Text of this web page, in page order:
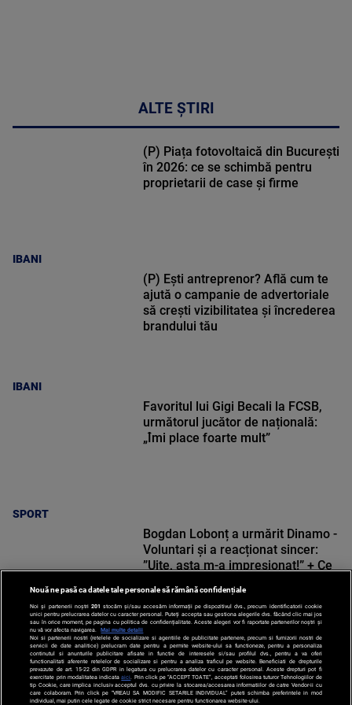
ALTE ȘTIRI
IBANI
(P) Piața fotovoltaică din București
în 2026: ce se schimbă pentru
proprietarii de case și firme
IBANI
(P) Ești antreprenor? Află cum te
ajută o campanie de advertoriale
să crești vizibilitatea și încrederea
brandului tău
SPORT
Favoritul lui Gigi Becali la FCSB,
următorul jucător de națională:
„Îmi place foarte mult”
SPORT
Bogdan Lobonț a urmărit Dinamo -
Voluntari și a reacționat sincer:
”Uite, asta m-a impresionat!” + Ce
Nouă ne pasă ca datele tale personale să rămână confidențiale
Noi și partenerii noștri 201 stocăm și/sau accesăm informații pe dispozitivul dvs., precum identificatorii cookie
unici pentru prelucrarea datelor cu caracter personal. Puteți accepta sau gestiona alegerile dvs. făcând clic mai jos
sau în orice moment, pe pagina cu politica de confidențialitate. Aceste alegeri vor fi raportate partenerilor noștri și
nu vă vor afecta navigarea.
Mai multe detalii
Noi si partenerii nostri (retelele de socializare si agentiile de publicitate partenere, precum si furnizorii nostri de
servicii de date analitice) prelucram date pentru a permite website-ului sa functioneze, pentru a personaliza
continutul si anunturile publicitare afisate in functie de interesele si/sau profilul dvs., pentru a va oferi
functionalitati aferente retelelor de socializare si pentru a analiza traficul pe website. Beneficiati de drepturile
prevazute de art. 15-22 din GDPR in legatura cu prelucrarea datelor cu caracter personal. Aceste drepturi pot fi
exercitate prin modalitatea indicataaici . Prin click pe “ACCEPT TOATE”, acceptati folosirea tuturor Tehnologiilor de
tip Cookie, care implica inclusiv acceptul dvs. cu privire la stocarea/accesarea informatiilor de catre Vendor-ii cu
care colaboram. Prin click pe “VREAU SA MODIFIC SETARILE INDIVIDUAL” puteti schimba preferintele in mod
individual, mai putin cele legate de cookie strict necesare pentru functionarea website-ului.